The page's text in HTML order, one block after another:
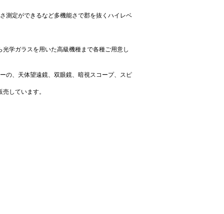
測定ができるなど多機能さで郡を抜くハイレベ
学ガラスを用いた高級機種まで各種ご用意し
の、天体望遠鏡、双眼鏡、暗視スコープ、スピ
しています。